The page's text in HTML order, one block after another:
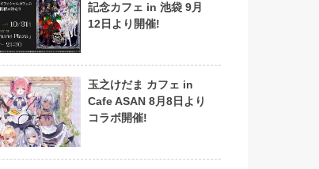
記念カフェ in 池袋 9月
12日より開催!
玉之けだま カフェ in
Cafe ASAN 8月8日より
コラボ開催!